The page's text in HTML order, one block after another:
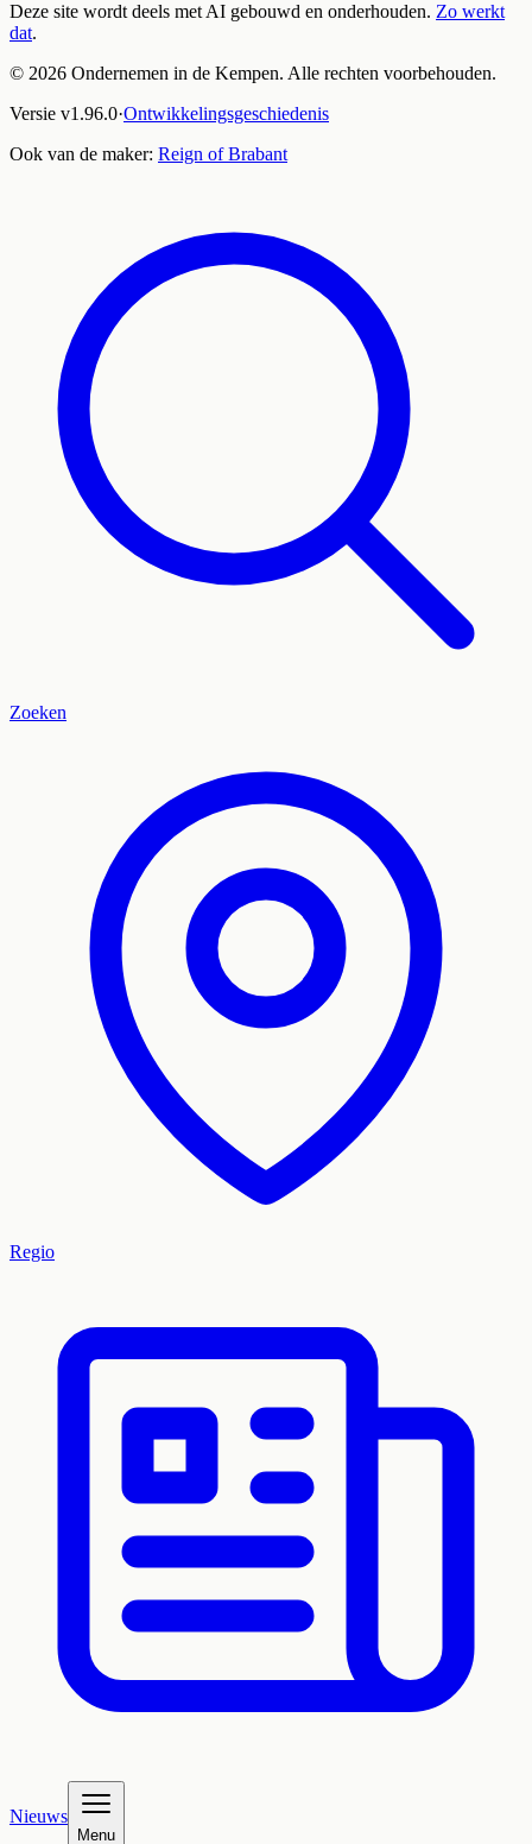
Deze site wordt deels met AI gebouwd en onderhouden. Zo werkt
dat.
© 2026 Ondernemen in de Kempen. Alle rechten voorbehouden.
Versie v1.96.0·Ontwikkelingsgeschiedenis
Ook van de maker: Reign of Brabant
Zoeken
Regio
Nieuws
Menu